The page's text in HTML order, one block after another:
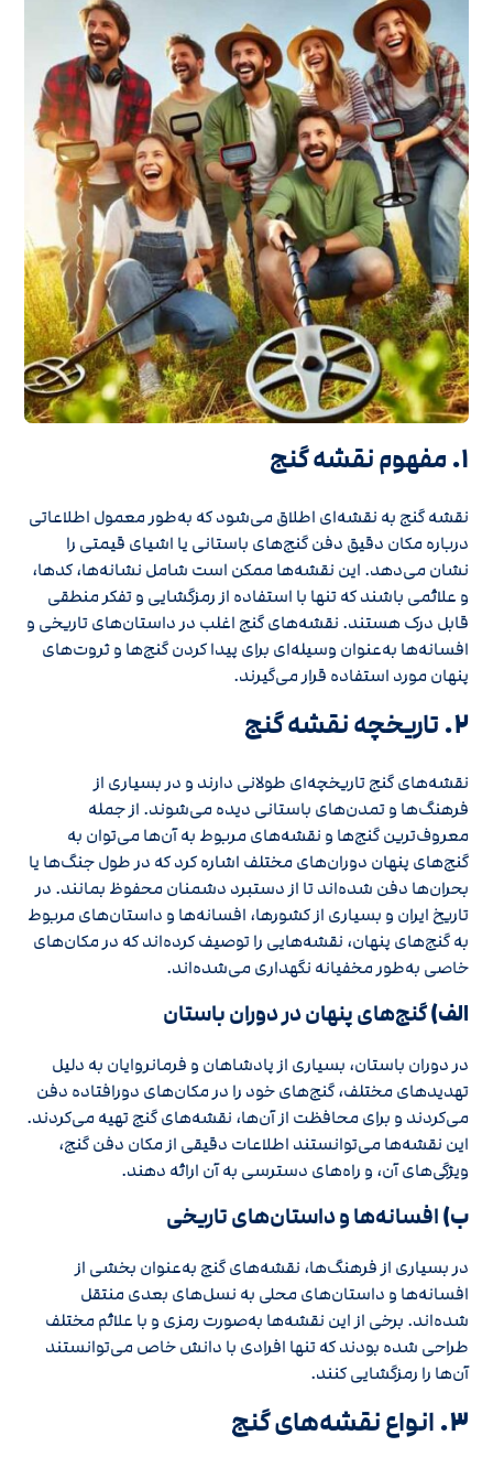
۱. مفهوم نقشه گنج
نقشه گنج به نقشه‌ای اطلاق می‌شود که به‌طور معمول اطلاعاتی
درباره مکان دقیق دفن گنج‌های باستانی یا اشیای قیمتی را
نشان می‌دهد. این نقشه‌ها ممکن است شامل نشانه‌ها، کدها،
و علائمی باشند که تنها با استفاده از رمزگشایی و تفکر منطقی
قابل درک هستند. نقشه‌های گنج اغلب در داستان‌های تاریخی و
افسانه‌ها به‌عنوان وسیله‌ای برای پیدا کردن گنج‌ها و ثروت‌های
پنهان مورد استفاده قرار می‌گیرند.
۲. تاریخچه نقشه گنج
نقشه‌های گنج تاریخچه‌ای طولانی دارند و در بسیاری از
فرهنگ‌ها و تمدن‌های باستانی دیده می‌شوند. از جمله
معروف‌ترین گنج‌ها و نقشه‌های مربوط به آن‌ها می‌توان به
گنج‌های پنهان دوران‌های مختلف اشاره کرد که در طول جنگ‌ها یا
بحران‌ها دفن شده‌اند تا از دستبرد دشمنان محفوظ بمانند. در
تاریخ ایران و بسیاری از کشورها، افسانه‌ها و داستان‌های مربوط
به گنج‌های پنهان، نقشه‌هایی را توصیف کرده‌اند که در مکان‌های
خاصی به‌طور مخفیانه نگهداری می‌شده‌اند.
الف)گنج‌های پنهان در دوران باستان
در دوران باستان، بسیاری از پادشاهان و فرمانروایان به دلیل
تهدیدهای مختلف، گنج‌های خود را در مکان‌های دورافتاده دفن
می‌کردند و برای محافظت از آن‌ها، نقشه‌های گنج تهیه می‌کردند.
این نقشه‌ها می‌توانستند اطلاعات دقیقی از مکان دفن گنج،
ویژگی‌های آن، و راه‌های دسترسی به آن ارائه دهند.
ب)افسانه‌ها و داستان‌های تاریخی
در بسیاری از فرهنگ‌ها، نقشه‌های گنج به‌عنوان بخشی از
افسانه‌ها و داستان‌های محلی به نسل‌های بعدی منتقل
شده‌اند. برخی از این نقشه‌ها به‌صورت رمزی و با علائم مختلف
طراحی شده بودند که تنها افرادی با دانش خاص می‌توانستند
آن‌ها را رمزگشایی کنند.
۳. انواع نقشه‌های گنج